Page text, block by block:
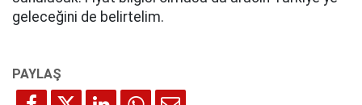
geleceğini de belirtelim.